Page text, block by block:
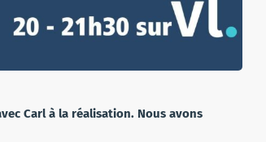
Carl à la réalisation. Nous avons